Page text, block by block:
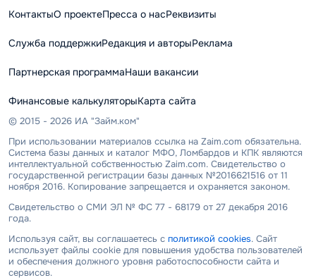
КонтактыО проектеПресса о насРеквизиты
Служба поддержкиРедакция и авторыРеклама
Партнерская программаНаши вакансии
Финансовые калькуляторыКарта сайта
© 2015 - 2026 ИА "Займ.ком"
При использовании материалов ссылка на Zaim.com обязательна.
Система базы данных и каталог МФО, Ломбардов и КПК являются
интеллектуальной собственностью Zaim.com. Свидетельство о
государственной регистрации базы данных №2016621516 от 11
ноября 2016. Копирование запрещается и охраняется законом.
Свидетельство о СМИ ЭЛ № ФС 77 - 68179 от 27 декабря 2016
года.
Используя сайт, вы соглашаетесь с политикой cookies. Сайт
использует файлы cookie для повышения удобства пользователей
и обеспечения должного уровня работоспособности сайта и
сервисов.